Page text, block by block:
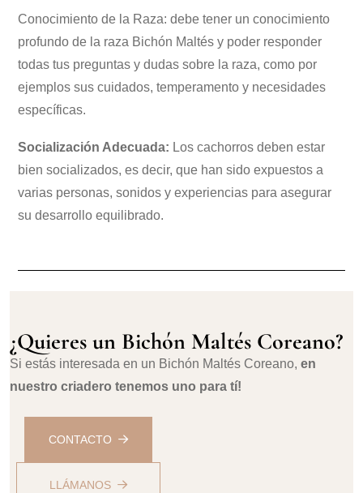
Conocimiento de la Raza: debe tener un conocimiento
profundo de la raza Bichón Maltés y poder responder
todas tus preguntas y dudas sobre la raza, como por
ejemplos sus cuidados, temperamento y necesidades
específicas.
Socialización Adecuada: Los cachorros deben estar
bien socializados, es decir, que han sido expuestos a
varias personas, sonidos y experiencias para asegurar
su desarrollo equilibrado.
¿Quieres un Bichón Maltés Coreano?
Si estás interesada en un Bichón Maltés Coreano, en
nuestro criadero tenemos uno para tí!
CONTACTO
LLÁMANOS